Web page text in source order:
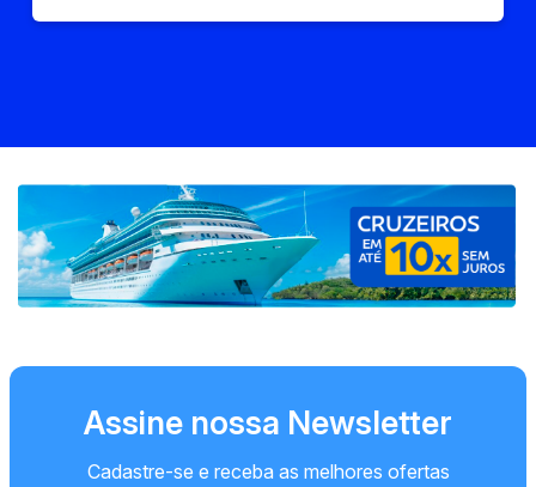
Assine nossa Newsletter
Cadastre-se e receba as melhores ofertas